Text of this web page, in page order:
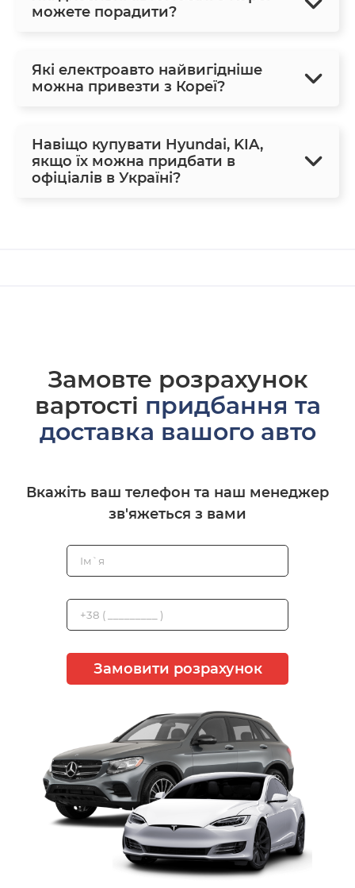
можете порадити?
Які електроавто найвигідніше
можна привезти з Кореї?
Навіщо купувати Hyundai, KIA,
якщо їх можна придбати в
офіціалів в Україні?
Замовте розрахунок
вартості придбання та
доставка вашого авто
Вкажіть ваш телефон та наш менеджер
зв'яжеться з вами
Замовити розрахунок